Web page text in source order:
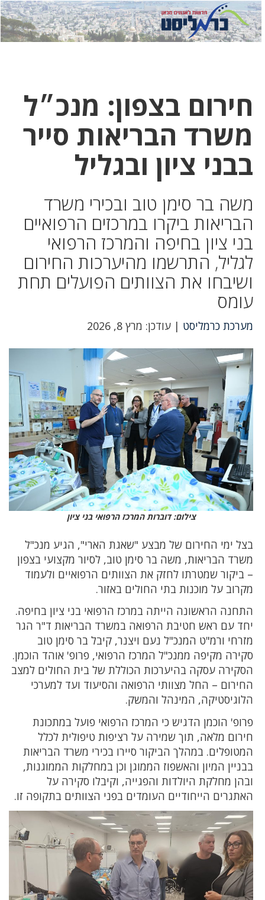
לחץ
כאן
לחץ
כדי
חירום בצפון: מנכ״ל
משרד הבריאות סייר
בבני ציון ובגליל
משה בר סימן טוב ובכירי משרד
הבריאות ביקרו במרכזים הרפואיים
בני ציון בחיפה והמרכז הרפואי
לגליל, התרשמו מהיערכות החירום
ושיבחו את הצוותים הפועלים תחת
עומס
מערכת כרמליסט | עודכן: מרץ 8, 2026
צילום: דוברות המרכז הרפואי בני ציון
בצל ימי החירום של מבצע "שאגת הארי", הגיע מנכ"ל
משרד הבריאות, משה בר סימן טוב, לסיור מקצועי בצפון
– ביקור שמטרתו לחזק את הצוותים הרפואיים ולעמוד
מקרוב על מוכנות בתי החולים באזור.
התחנה הראשונה הייתה במרכז הרפואי בני ציון בחיפה.
יחד עם ראש חטיבת הרפואה במשרד הבריאות ד"ר הגר
מזרחי ורמ"ט המנכ"ל נעם ויצנר, קיבל בר סימן טוב
סקירה מקיפה ממנכ"ל המרכז הרפואי, פרופ' אוהד הוכמן.
הסקירה עסקה בהיערכות הכוללת של בית החולים למצב
החירום – החל מצוותי הרפואה והסיעוד ועד למערכי
הלוגיסטיקה, המינהל והמשק.
פרופ' הוכמן הדגיש כי המרכז הרפואי פועל במתכונת
חירום מלאה, תוך שמירה על רציפות טיפולית לכלל
המטופלים. במהלך הביקור סיירו בכירי משרד הבריאות
בבניין המיון והאשפוז הממוגן וכן במחלקות הממוגנות,
ובהן מחלקת היולדות והפגייה, וקיבלו סקירה על
האתגרים הייחודיים העומדים בפני הצוותים בתקופה זו.